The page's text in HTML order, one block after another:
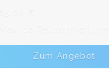
65,00 €
Max. 10 TeilnehmerInnen
Zum Angebot